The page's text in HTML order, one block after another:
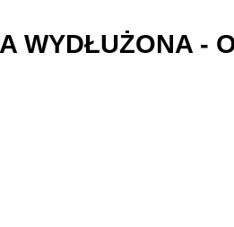
WYDŁUŻONA -